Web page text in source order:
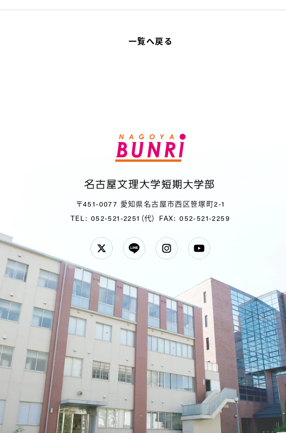
一覧へ戻る
〒451-0077 愛知県名古屋市西区笹塚町2-1
TEL: 052-521-2251（代） FAX: 052-521-2259